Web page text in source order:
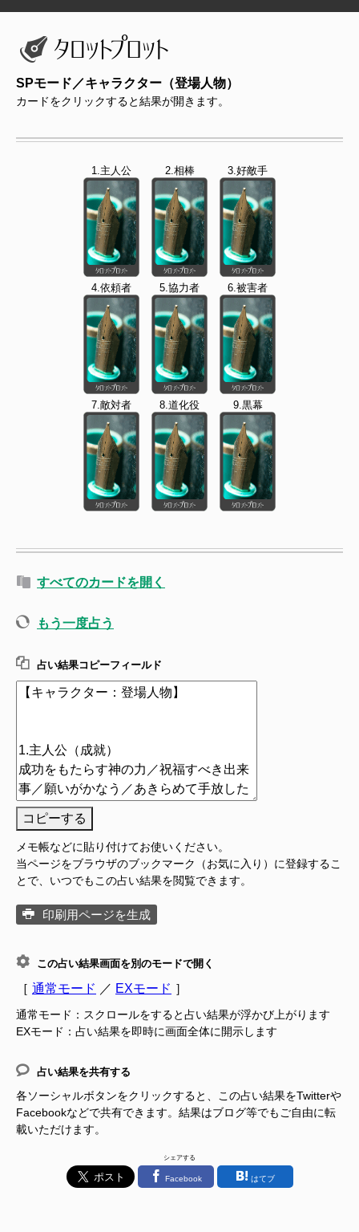
SPモード／キャラクター（登場人物）
カードをクリックすると結果が開きます。
1.主人公 2.相棒 3.好敵手
4.依頼者 5.協力者 6.被害者
7.敵対者 8.道化役 9.黒幕
すべてのカードを開く
もう一度占う
占い結果コピーフィールド
コピーする
メモ帳などに貼り付けてお使いください。
当ページをブラウザのブックマーク（お気に入り）に登録するこ
とで、いつでもこの占い結果を閲覧できます。
印刷用ページを生成
この占い結果画面を別のモードで開く
［ 通常モード ／ EXモード ］
通常モード：スクロールをすると占い結果が浮かび上がります
EXモード：占い結果を即時に画面全体に開示します
占い結果を共有する
各ソーシャルボタンをクリックすると、この占い結果をTwitterや
Facebookなどで共有できます。結果はブログ等でもご自由に転
載いただけます。
シェアする
Facebook はてブ